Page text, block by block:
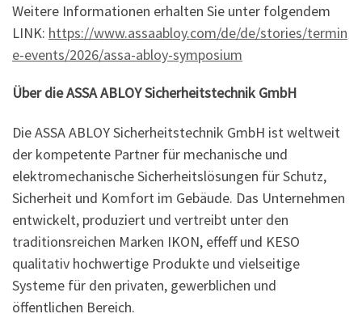
Weitere Informationen erhalten Sie unter folgendem
LINK: https://www.assaabloy.com/de/de/stories/termin
e-events/2026/assa-abloy-symposium
Über die ASSA ABLOY Sicherheitstechnik GmbH
Die ASSA ABLOY Sicherheitstechnik GmbH ist weltweit
der kompetente Partner für mechanische und
elektromechanische Sicherheitslösungen für Schutz,
Sicherheit und Komfort im Gebäude. Das Unternehmen
entwickelt, produziert und vertreibt unter den
traditionsreichen Marken IKON, effeff und KESO
qualitativ hochwertige Produkte und vielseitige
Systeme für den privaten, gewerblichen und
öffentlichen Bereich.